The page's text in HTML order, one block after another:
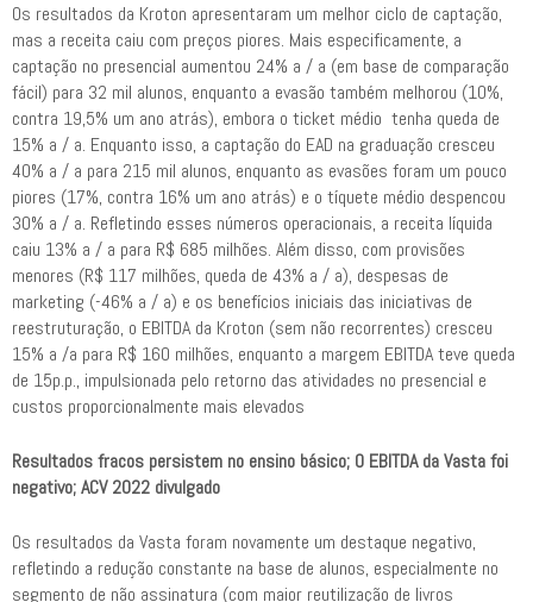
Os resultados da Kroton apresentaram um melhor ciclo de captação,
mas a receita caiu com preços piores. Mais especificamente, a
captação no presencial aumentou 24% a / a (em base de comparação
fácil) para 32 mil alunos, enquanto a evasão também melhorou (10%,
contra 19,5% um ano atrás), embora o ticket médio tenha queda de
15% a / a. Enquanto isso, a captação do EAD na graduação cresceu
40% a / a para 215 mil alunos, enquanto as evasões foram um pouco
piores (17%, contra 16% um ano atrás) e o tíquete médio despencou
30% a / a. Refletindo esses números operacionais, a receita líquida
caiu 13% a / a para R$ 685 milhões. Além disso, com provisões
menores (R$ 117 milhões, queda de 43% a / a), despesas de
marketing (-46% a / a) e os benefícios iniciais das iniciativas de
reestruturação, o EBITDA da Kroton (sem não recorrentes) cresceu
15% a /a para R$ 160 milhões, enquanto a margem EBITDA teve queda
de 15p.p., impulsionada pelo retorno das atividades no presencial e
custos proporcionalmente mais elevados
Resultados fracos persistem no ensino básico; O EBITDA da Vasta foi
negativo; ACV 2022 divulgado
Os resultados da Vasta foram novamente um destaque negativo,
refletindo a redução constante na base de alunos, especialmente no
segmento de não assinatura (com maior reutilização de livros